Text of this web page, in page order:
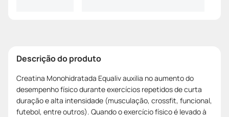
Descrição do produto
Creatina Monohidratada Equaliv auxilia no aumento do
desempenho físico durante exercícios repetidos de curta
duração e alta intensidade (musculação, crossfit, funcional,
futebol, entre outros). Quando o exercício físico é levado à